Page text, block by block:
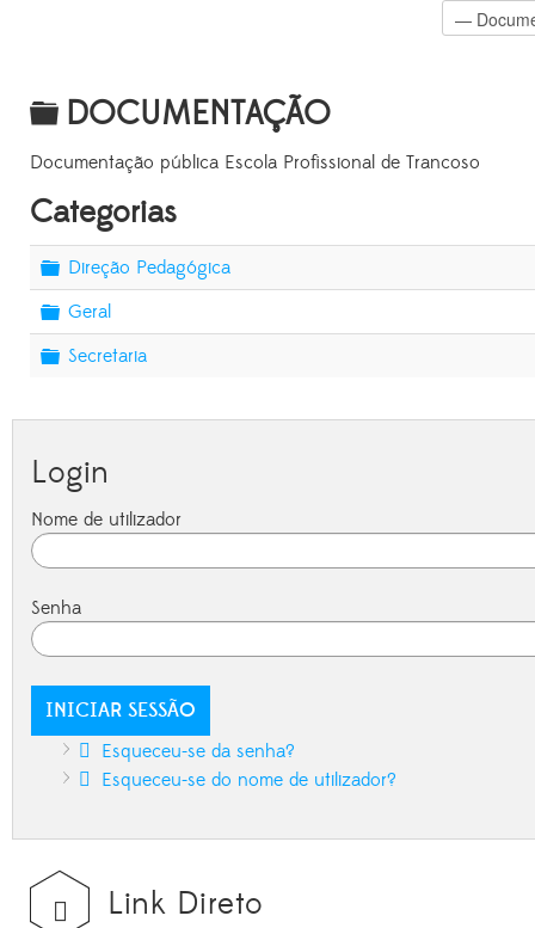
Pasta
DOCUMENTAÇÃO
Documentação pública Escola Profissional de Trancoso
Categorias
Pasta
Direção Pedagógica
Pasta
Geral
Pasta
Secretaria
Login
Nome de utilizador
Senha
Esqueceu-se da senha?
Esqueceu-se do nome de utilizador?
Link Direto